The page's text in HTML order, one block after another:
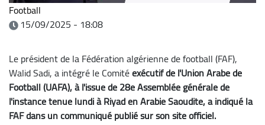
Football
15/09/2025 - 18:08
Le président de la Fédération algérienne defootball (FAF),
Walid Sadi, a intégréle Comitéexécutif de l'Union Arabede
Football (UAFA),àl'issue de 28e Assemblée générale de
l'instance tenuelundiàRiyad en Arabie Saoudite, a indiquéla
FAF dans un communiquépubliésur son site officiel.